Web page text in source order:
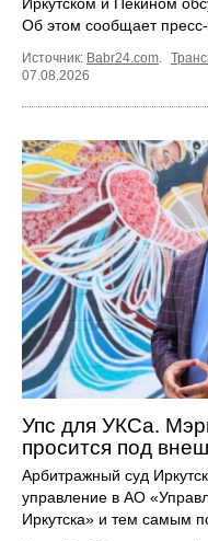
Иркутском и Пекином
Об этом сообщает
Источник: Babr24.com
07.08.2026
Упс для УКСа.
просится под
Арбитражный суд
управление в АО
Иркутска» и тем самым